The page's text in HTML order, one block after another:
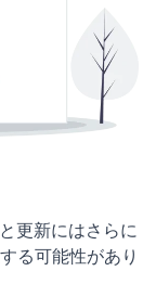
更新にはさらに
る可能性があり